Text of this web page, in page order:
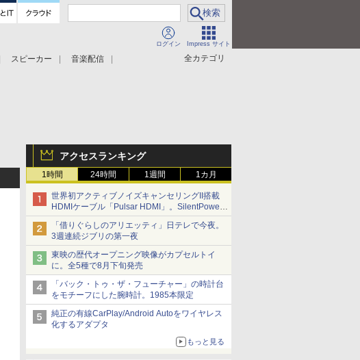
ログイン Impress サイト
全カテゴリ
スピーカー
音楽配信
アクセスランキング
1時間 24時間 1週間 1カ月
世界初アクティブノイズキャンセリングII搭載
HDMIケーブル「Pulsar HDMI」。SilentPower
から
「借りぐらしのアリエッティ」日テレで今夜。
3週連続ジブリの第一夜
東映の歴代オープニング映像がカプセルトイ
に。全5種で8月下旬発売
「バック・トゥ・ザ・フューチャー」の時計台
をモチーフにした腕時計。1985本限定
純正の有線CarPlay/Android Autoをワイヤレス
化するアダプタ
もっと見る